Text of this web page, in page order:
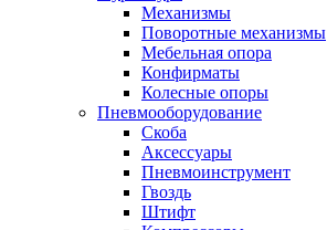
Механизмы
Поворотные механизмы
Мебельная опора
Конфирматы
Колесные опоры
Пневмооборудование
Скоба
Аксессуары
Пневмоинструмент
Гвоздь
Штифт